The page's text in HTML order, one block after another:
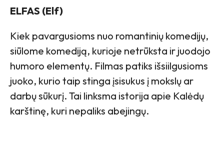
ELFAS (Elf)
Kiek pavargusioms nuo romantinių komedijų,
siūlome komediją, kurioje netrūksta ir juodojo
humoro elementų. Filmas patiks išsiilgusioms
juoko, kurio taip stinga įsisukus į mokslų ar
darbų sūkurį. Tai linksma istorija apie Kalėdų
karštinę, kuri nepaliks abejingų.